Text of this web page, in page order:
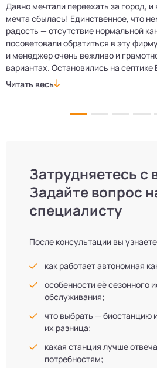
Давно мечтали переехать за город, и
мечта сбылась! Единственное, что
радость — отсутствие нормальной
посоветовали обратиться в эту
и менеджер очень вежливо и
вариантах. Остановились на
Монтажники приехали вовремя,
Читать весь
Затрудняетесь с
Задайте вопрос
специалисту
После консультации вы
как работает автономная
особенности её сезонного
обслуживания;
что выбрать — биостанцию
их разница;
какая станция лучше
потребностям;